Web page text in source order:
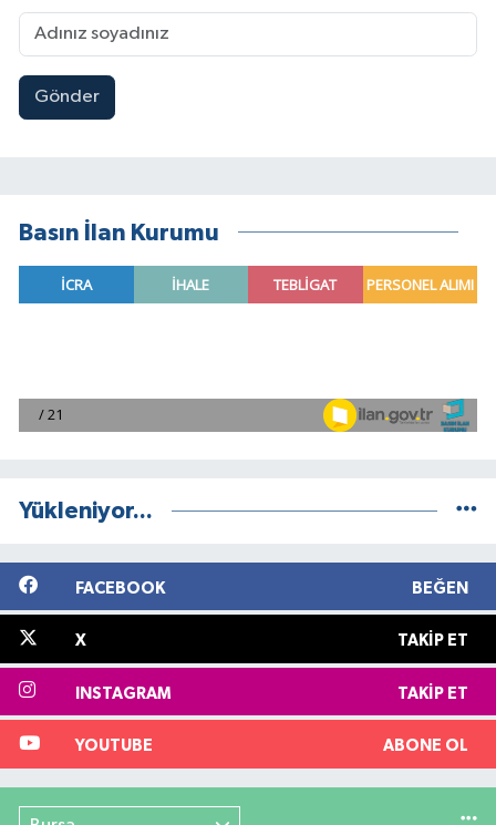
Gönder
Basın İlan Kurumu
Yükleniyor...
FACEBOOK BEĞEN
X TAKIP ET
INSTAGRAM TAKIP ET
YOUTUBE ABONE OL